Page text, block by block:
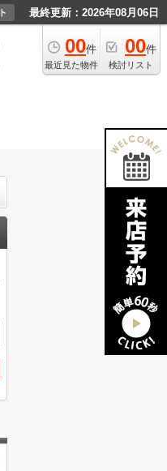
最終更新：2026年08月06日
00件
最近見た物件
00件
検討リスト